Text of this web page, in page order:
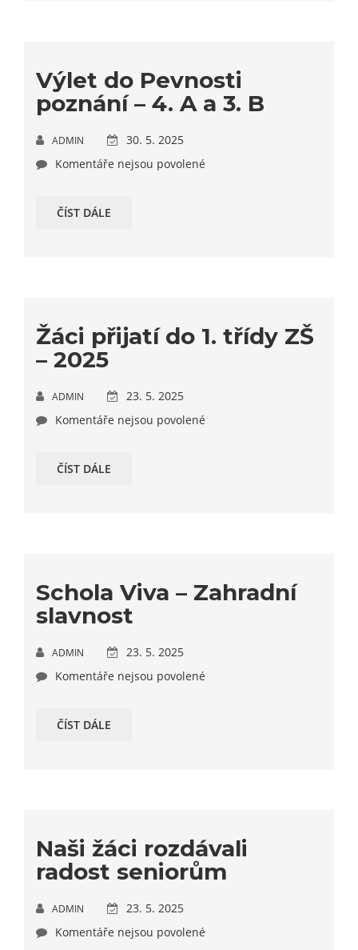
Výlet do Pevnosti
poznání – 4. A a 3. B
ADMIN
30. 5. 2025
Komentáře nejsou povolené
ČÍST DÁLE
Žáci přijatí do 1. třídy ZŠ
– 2025
ADMIN
23. 5. 2025
Komentáře nejsou povolené
ČÍST DÁLE
Schola Viva – Zahradní
slavnost
ADMIN
23. 5. 2025
Komentáře nejsou povolené
ČÍST DÁLE
Naši žáci rozdávali
radost seniorům
ADMIN
23. 5. 2025
Komentáře nejsou povolené